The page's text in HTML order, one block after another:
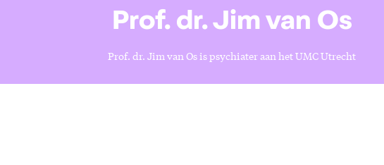
Prof. dr. Jim van Os
Prof. dr. Jim van Os is psychiater aan het UMC Utrecht